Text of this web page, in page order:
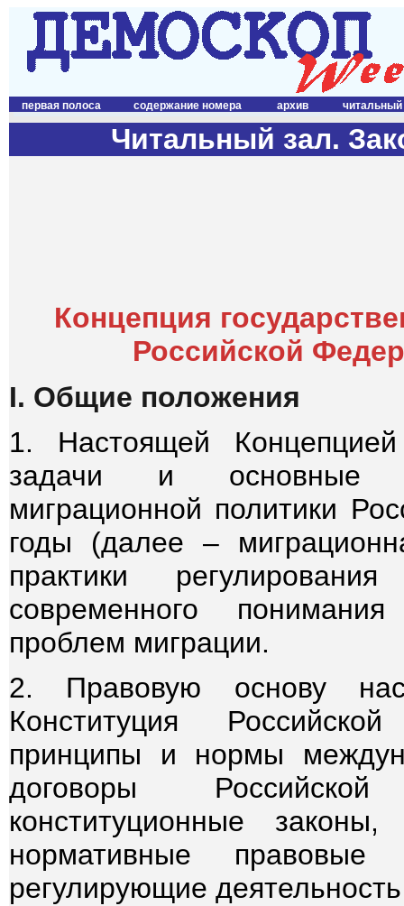
первая полоса содержание номера архив читальный
Читальный зал.
Концепция
Российской
I. Общие положения
1. Настоящей
задачи и основные
миграционной политики
годы (далее –
практики
современного
проблем миграции.
2. Правовую основу
Конституция
принципы и нормы
договоры
конституционные
нормативные
регулирующие